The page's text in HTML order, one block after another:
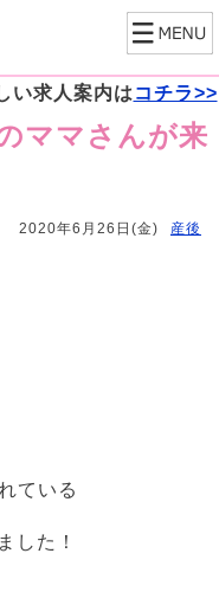
い求人案内は コチラ>>
ママさんが来
2020年6月26日(金) 産後
ている
した！